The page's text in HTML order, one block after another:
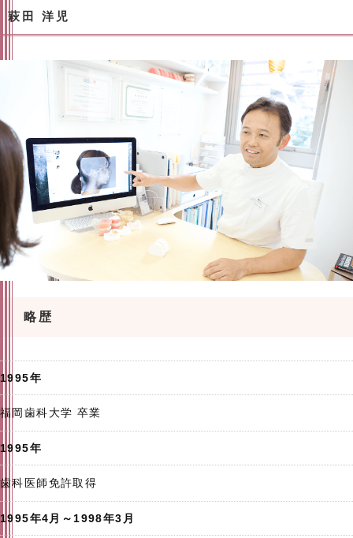
萩田 洋児
略歴
1995年
福岡歯科大学 卒業
1995年
歯科医師免許取得
1995年4月～1998年3月